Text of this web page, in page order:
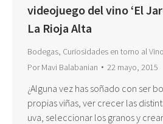
videojuego del vino ‘El
La Rioja Alta
Bodegas Curiosidades en torno al Vino
PorMavi Balabanian 22 mayo, 2015
¿Alguna vez has soñado con ser
propias viñas, ver crecer las
uva, seleccionar los granos y